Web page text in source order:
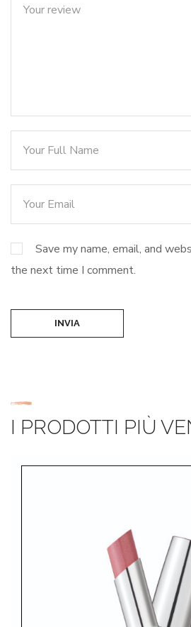
Save my name, email, and
the next time I comment.
INVIA
I PRODOTTI PIÙ